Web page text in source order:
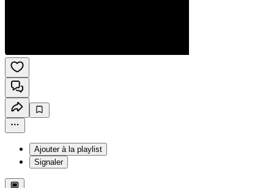
Ajouter à la playlist
Signaler